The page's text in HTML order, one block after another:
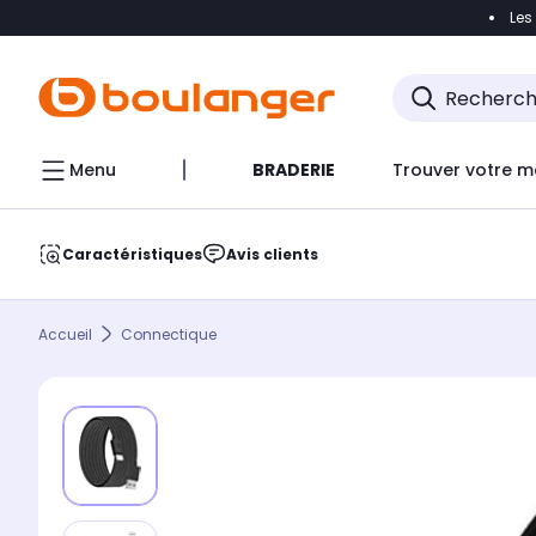
Accéder
Menu BRADERIE Trouver votre
Caractéristiques Avis clients
Accueil Connectique